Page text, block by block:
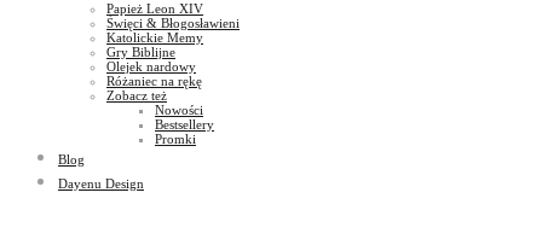
Papież Leon XIV
Święci & Błogosławieni
Katolickie Memy
Gry Biblijne
Olejek nardowy
Różaniec na rękę
Zobacz też
Nowości
Bestsellery
Promki
Blog
Dayenu Design